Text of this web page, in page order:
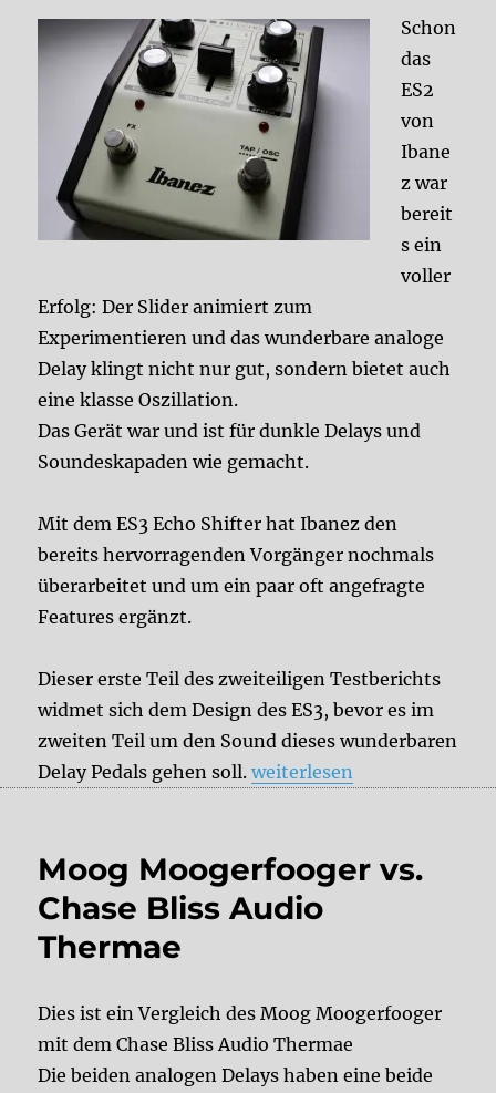
Schon
das
ES2
von
Ibane
z war
bereit
s ein
voller
Erfolg: Der Slider animiert zum
Experimentieren und das wunderbare analoge
Delay klingt nicht nur gut, sondern bietet auch
eine klasse Oszillation.
Das Gerät war und ist für dunkle Delays und
Soundeskapaden wie gemacht.
Mit dem ES3 Echo Shifter hat Ibanez den
bereits hervorragenden Vorgänger nochmals
überarbeitet und um ein paar oft angefragte
Features ergänzt.
Dieser erste Teil des zweiteiligen Testberichts
widmet sich dem Design des ES3, bevor es im
zweiten Teil um den Sound dieses wunderbaren
Delay Pedals gehen soll.„Testbericht: Ibanez Echo
weiterlesen
Moog Moogerfooger vs.
Chase Bliss Audio
Thermae
Dies ist ein Vergleich des Moog Moogerfooger
mit dem Chase Bliss Audio Thermae
Die beiden analogen Delays haben eine beide